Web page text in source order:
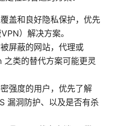
盖和良好隐私保护，优先
）解决方案。
屏蔽的网站，代理或
类的替代方案可能更灵
强度的用户，优先了解
漏洞防护、以及是否有杀